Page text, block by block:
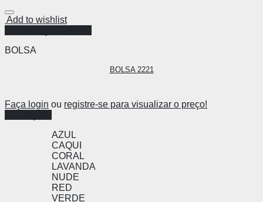
Add to wishlist
BOLSA
BOLSA 2221
Faça login ou registre-se para visualizar o preço!
AZUL
CAQUI
CORAL
LAVANDA
NUDE
RED
VERDE